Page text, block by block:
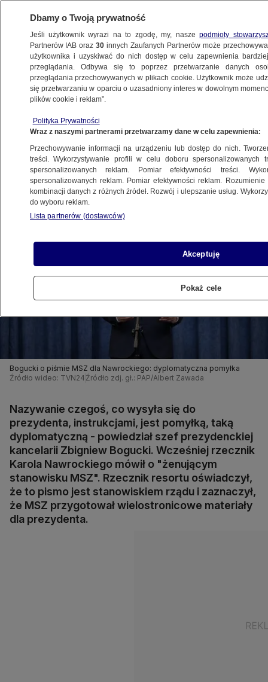
POLSKA
dyplomatyczna pomyłka
29.08.2025, 17:35
Posłuchaj artykułu
Czyta lektor AI
Bogucki o piśmie MSZ dla Nawrockiego: dyplomatyczna pomyłka
Źródło wideo: TVN24 Źródło zdj. gł.: PAP/Albert Zawada
Nazywanie czegoś, co wysyła się do
prezydenta, instrukcjami, jest pomyłką, taką
dyplomatyczną - powiedział szef prezydenckiej
kancelarii Zbigniew Bogucki. Wcześniej rzecznik
Karola Nawrockiego mówił o "żenującym
stanowisku MSZ". Rzecznik resortu oświadczył,
że to pismo jest stanowiskiem rządu i zaznaczył,
że MSZ przygotował wielostronicowe materiały
dla prezydenta.
Dbamy o Twoją prywatność
Jeśli użytkownik wyrazi na to zgodę, my, naszepodmioty
Partnerów IAB oraz30 innych Zaufanych Partnerów może
użytkownika i uzyskiwać do nich dostęp w celu zapewnienia
przeglądania. Odbywa się to poprzez przetwarzanie danych
przeglądania przechowywanych w plikach cookie. Użytkownik może
się przetwarzaniu w oparciu o uzasadniony interes w dowolnym
plików cookie i reklam”.
Polityka Prywatności
Wraz z naszymi partnerami przetwarzamy dane w celu zapewnienia:
Przechowywanie informacji na urządzeniu lub dostęp do nich.
treści. Wykorzystywanie profili w celu doboru spersonalizowanych
spersonalizowanych reklam. Pomiar efektywności treści.
spersonalizowanych reklam. Pomiar efektywności reklam.
kombinacji danych z różnych źródeł. Rozwój i ulepszanie usług.
do wyboru reklam.
Lista partnerów (dostawców)
Akceptuję
Pokaż cele